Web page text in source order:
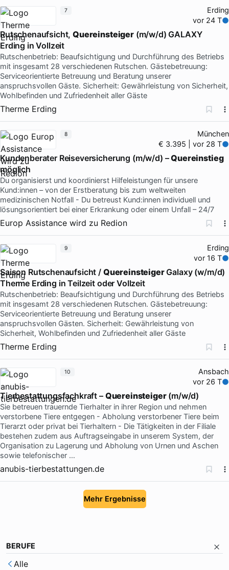
Erding
vor 24 T
Rutschenaufsicht,Quereinsteiger(m/w/d) GALAXY
Erding in Vollzeit
Rutschenbetrieb: Beaufsichtigung und Durchführung des Betriebs
mit insgesamt 28 verschiedenen Rutschen. Gästebetreuung:
Serviceorientierte Betreuung und Beratung unserer
anspruchsvollen Gäste. Sicherheit: Gewährleistung von Sicherheit,
Wohlbefinden und Zufriedenheit aller Gäste
Therme Erding
7
München
€ 3.395 | vor 28 T
Kundenberater Reiseversicherung (m/w/d) –Quereinstieg
möglich
Du organisierst und koordinierst Hilfeleistungen für unsere
Kund:innen – von der Erstberatung bis zum weltweiten
medizinischen Notfall - Du betreust Kund:innen individuell und
lösungsorientiert bei einer Erkrankung oder einem Unfall – 24/7
Europ Assistance wird zu Redion
8
Erding
vor 16 T
Saison Rutschenaufsicht / QuereinsteigerGalaxy (w/m/d)
Therme Erding in Teilzeit oder Vollzeit
Rutschenbetrieb: Beaufsichtigung und Durchführung des Betriebs
mit insgesamt 28 verschiedenen Rutschen. Gästebetreuung:
Serviceorientierte Betreuung und Beratung unserer
anspruchsvollen Gästen. Sicherheit: Gewährleistung von
Sicherheit, Wohlbefinden und Zufriedenheit aller Gäste
Therme Erding
9
Ansbach
vor 26 T
Tierbestattungsfachkraft – Quereinsteiger(m/w/d)
Sie betreuen trauernde Tierhalter in ihrer Region und nehmen
verstorbene Tiere entgegen - Abholung verstorbener Tiere beim
Tierarzt oder privat bei Tierhaltern - Die Tätigkeiten in der Filiale
bestehen zudem aus Auftragseingabe in unserem System, der
Organisation zu Lagerung und Abholung von Urnen und Aschen
sowie telefonischer …
anubis-tierbestattungen.de
10
Mehr Ergebnisse
BERUFE
Alle